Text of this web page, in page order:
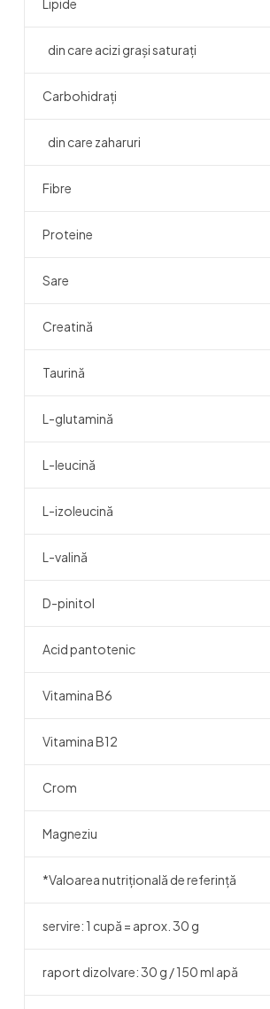
Lipide
din care acizi grași saturați
Carbohidrați
din care zaharuri
Fibre
Proteine
Sare
Creatină
Taurină
L-glutamină
L-leucină
L-izoleucină
L-valină
D-pinitol
Acid pantotenic
Vitamina B6
Vitamina B12
Crom
Magneziu
*Valoarea nutrițională de referință
servire: 1 cupă = aprox. 30 g
raport dizolvare: 30 g / 150 ml apă